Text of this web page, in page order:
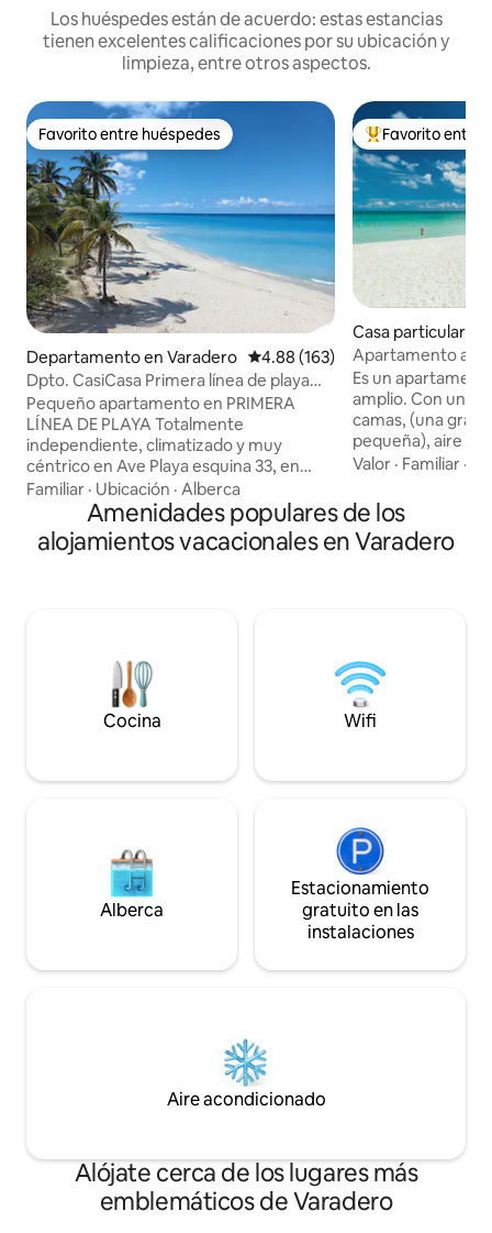
Los huéspedes están de acuerdo: estas estancias
tienen excelentes calificaciones por su ubicación y
limpieza, entre otros aspectos.
Favorito entre huéspedes
Favorito entre huéspedes
Departamento en Varadero Calificación promedio: 4.88 de
4.88 (163)
Dpto. CasiCasa Primera línea de playa
con cocina
Pequeño apartamento en PRIMERA
LÍNEA DE PLAYA Totalmente
independiente, climatizado y muy
céntrico en Ave Playa esquina 33, en
Planta Baja Sala-Comedor y Pantry Mesa
con 4 sillas Refrigerador Microwave TV
plasma de 32" Split Cocina eléctrica
(vitroceráminca) 1 hornilla Cafetera
Ducha, lavamanos e inodoro
Familiar · Ubicación · Alberca
De los mejores
Favorito entre
Casa particular
Apartamento a
Es un
amplio. Con un
camas, (una
pequeña), aire
fuerte, perchas
equipada con
de alimentos
tostadora, ollas,
Valor · Familiar ·
Amenidades populares de los
alojamientos vacacionales en Varadero
Cocina Wifi
Alberca
Estacionamiento
gratuito en las
instalaciones
Aire acondicionado
Alójate cerca de los lugares más
emblemáticos de Varadero